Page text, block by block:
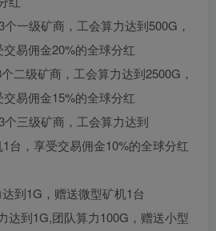
一级矿商，工会算力达到500G，
易佣金20%的全球分红
二级矿商，工会算力达到2500G，
易佣金15%的全球分红
三级矿商，工会算力达到
台，享受交易佣金10%的全球分红
到1G，赠送微型矿机1台
达到1G,团队算力100G，赠送小型